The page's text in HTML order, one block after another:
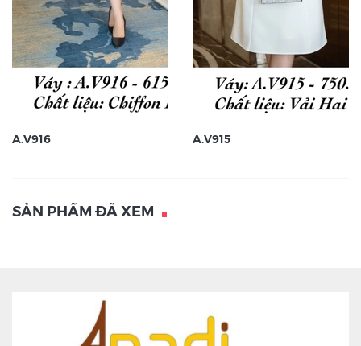
A.V916 A.V915
SẢN PHẨM ĐÃ XEM